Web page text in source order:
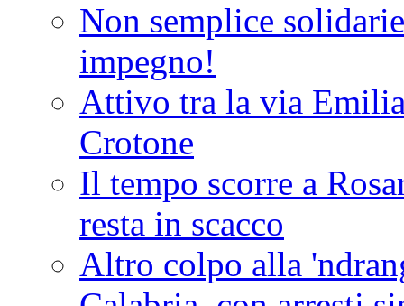
Non semplice
impegno!
Attivo tra la via
Crotone
Il tempo scorre a
resta in scacco
Altro colpo alla